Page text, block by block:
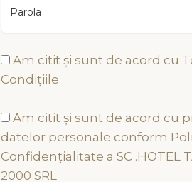
Parola
Am citit și sunt de acord cu
Condițiile
Am citit și sunt de acord cu
datelor personale conform
Confidențialitate a SC .HOTEL
2000 SRL
Ramâneți alătur de noi!